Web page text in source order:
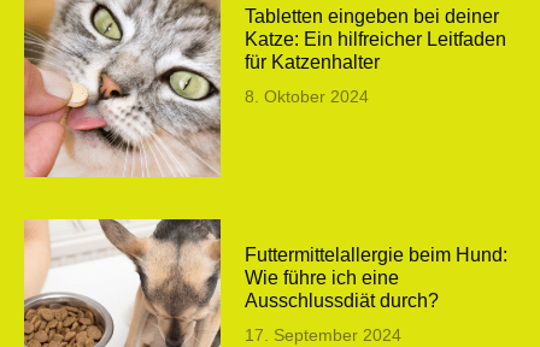
Tabletten eingeben bei deiner
Katze: Ein hilfreicher Leitfaden
für Katzenhalter
8. Oktober 2024
Futtermittelallergie beim Hund:
Wie führe ich eine
Ausschlussdiät durch?
17. September 2024